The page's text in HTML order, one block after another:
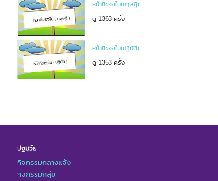
หน้าที่ของใบ(ทฤษฎี)
ดู 1363 ครั้ง
หน้าที่ของใบ(ปฎิบัติ)
ดู 1353 ครั้ง
ปฐมวัย
กิจกรรมกลางแจ้ง
กิจกรรมกลุ่ม